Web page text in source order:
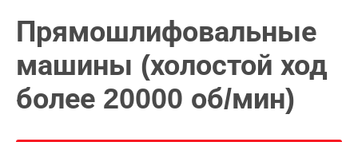
Прямошлифовальные
машины (холостой ход
более 20000 об/мин)